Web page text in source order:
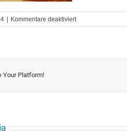
Kommentare deaktiviertfür
Your Platform!